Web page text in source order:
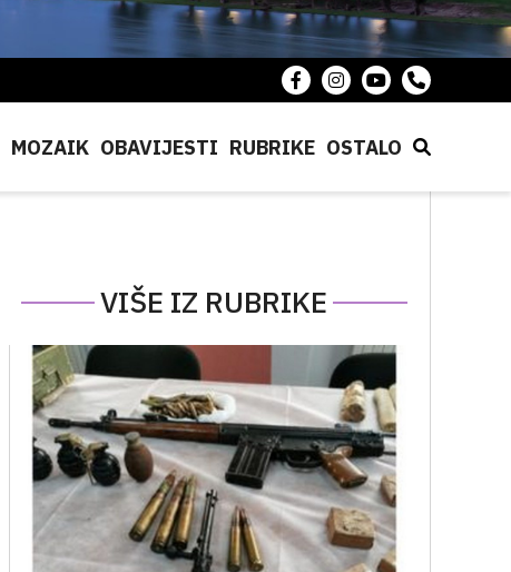
MOZAIK OBAVIJESTI RUBRIKE OSTALO
VIŠE IZ RUBRIKE